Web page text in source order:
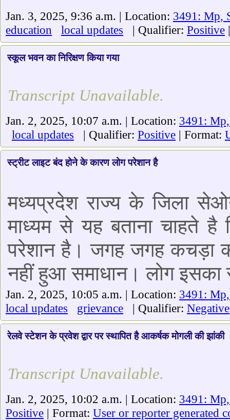
Jan. 3, 2025, 9:36 a.m. | Location: 3491: Mp,
education
local updates | Qualifier: Positive
स्कूल भवन का निरिक्षण किया गया
Transcript Unavailable.
Jan. 2, 2025, 10:07 a.m. | Location: 3491:
local updates | Qualifier: Positive | Format:
स्ट्रीट लाइट बंद होने के कारण लोग परेशान है
मध्यप्रदेश राज्य के जिला
माध्यम से यह बताना चाहते
परेशान है। जगह जगह कचड़ा
नहीं हुआ समाधान। लोग इसका
Jan. 2, 2025, 10:05 a.m. | Location: 3491:
local updates
grievance | Qualifier: Negative
रेलवे स्टेशन के प्रवेश द्वार पर स्थापित है आकर्षक मोगली की झांकी
Transcript Unavailable.
Jan. 2, 2025, 10:02 a.m. | Location: 3491:
Positive | Format: User or reporter generated